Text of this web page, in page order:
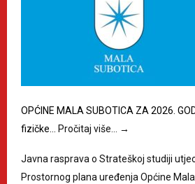
OPĆINE MALA SUBOTICA ZA 2026.
fizičke…
Pročitaj više… →
Javna rasprava o Strateškoj studiji
Prostornog plana uređenja Općine